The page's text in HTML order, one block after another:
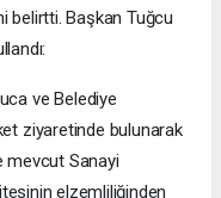
belirtti. Başkan Tuğcu
ve Belediye
ziyaretinde bulunarak
mevcut Sanayi
elzemliliğinden